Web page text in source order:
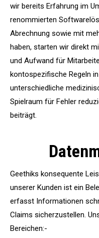
wir bereits Erfahrung im
renommierten
Abrechnung sowie mit
haben, starten wir direkt
und Aufwand für
kontospezifische Regeln
unterschiedliche
Spielraum für Fehler
beiträgt.
Geethiks konsequente
unserer Kunden ist ein
erfasst Informationen
Claims sicherzustellen.
Bereichen:-